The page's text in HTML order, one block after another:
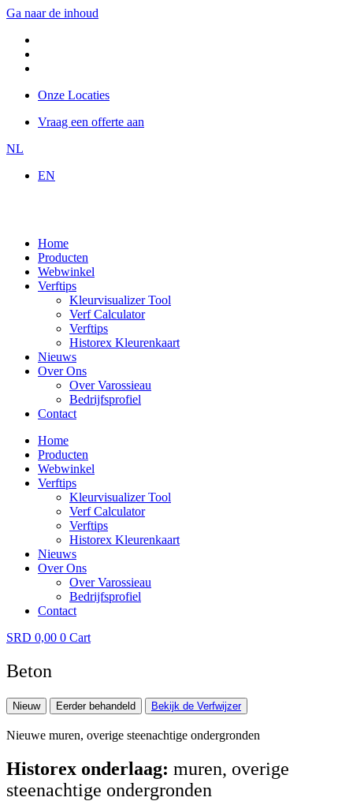
Ga naar de inhoud
Onze Locaties
Vraag een offerte aan
NL
EN
Home
Producten
Webwinkel
Verftips
Kleurvisualizer Tool
Verf Calculator
Verftips
Historex Kleurenkaart
Nieuws
Over Ons
Over Varossieau
Bedrijfsprofiel
Contact
Home
Producten
Webwinkel
Verftips
Kleurvisualizer Tool
Verf Calculator
Verftips
Historex Kleurenkaart
Nieuws
Over Ons
Over Varossieau
Bedrijfsprofiel
Contact
SRD 0,00 0 Cart
Beton
Nieuw Eerder behandeld Bekijk de Verfwijzer
Nieuwe muren, overige steenachtige ondergronden
Historex onderlaag: muren, overige
steenachtige ondergronden